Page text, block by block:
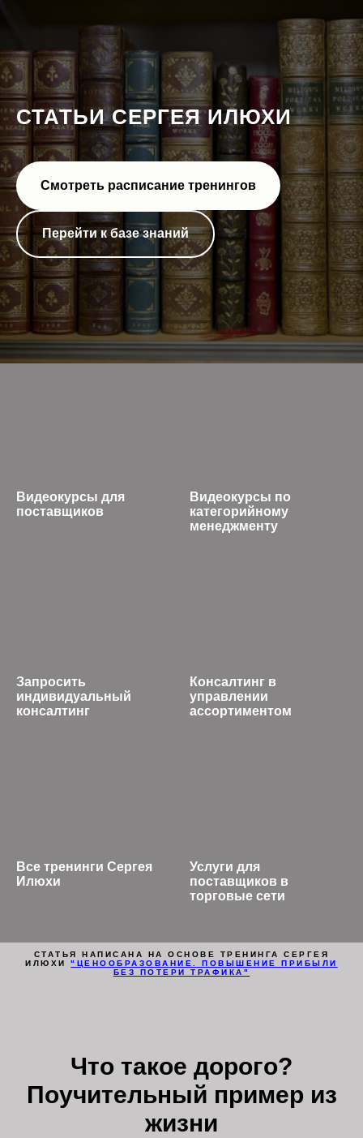
СТАТЬИ СЕРГЕЯ ИЛЮХИ
Смотреть расписание тренингов
Перейти к базе знаний
Видеокурсы для
поставщиков
Видеокурсы по
категорийному
менеджменту
Запросить
индивидуальный
консалтинг
Консалтинг в
управлении
ассортиментом
Все тренинги Сергея
Илюхи
Услуги для
поставщиков в
торговые сети
СТАТЬЯ НАПИСАНА НА ОСНОВЕ ТРЕНИНГА СЕРГЕЯ
ИЛЮХИ"ЦЕНООБРАЗОВАНИЕ. ПОВЫШЕНИЕ ПРИБЫЛИ
БЕЗ ПОТЕРИ ТРАФИКА"
Что такое дорого?
Поучительный пример из
жизни